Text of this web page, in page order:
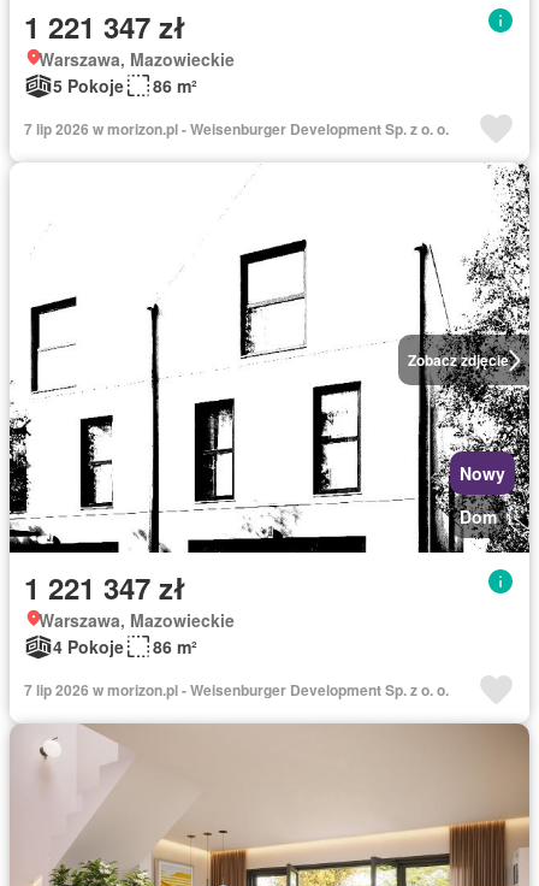
1 221 347 zł
Warszawa, Mazowieckie
5 Pokoje
86 m²
7 lip 2026 w morizon.pl - Weisenburger Development Sp. z o. o.
Zobacz zdjęcie
Nowy
Dom
1 221 347 zł
Warszawa, Mazowieckie
4 Pokoje
86 m²
7 lip 2026 w morizon.pl - Weisenburger Development Sp. z o. o.